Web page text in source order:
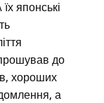
японські
до
хороших
а